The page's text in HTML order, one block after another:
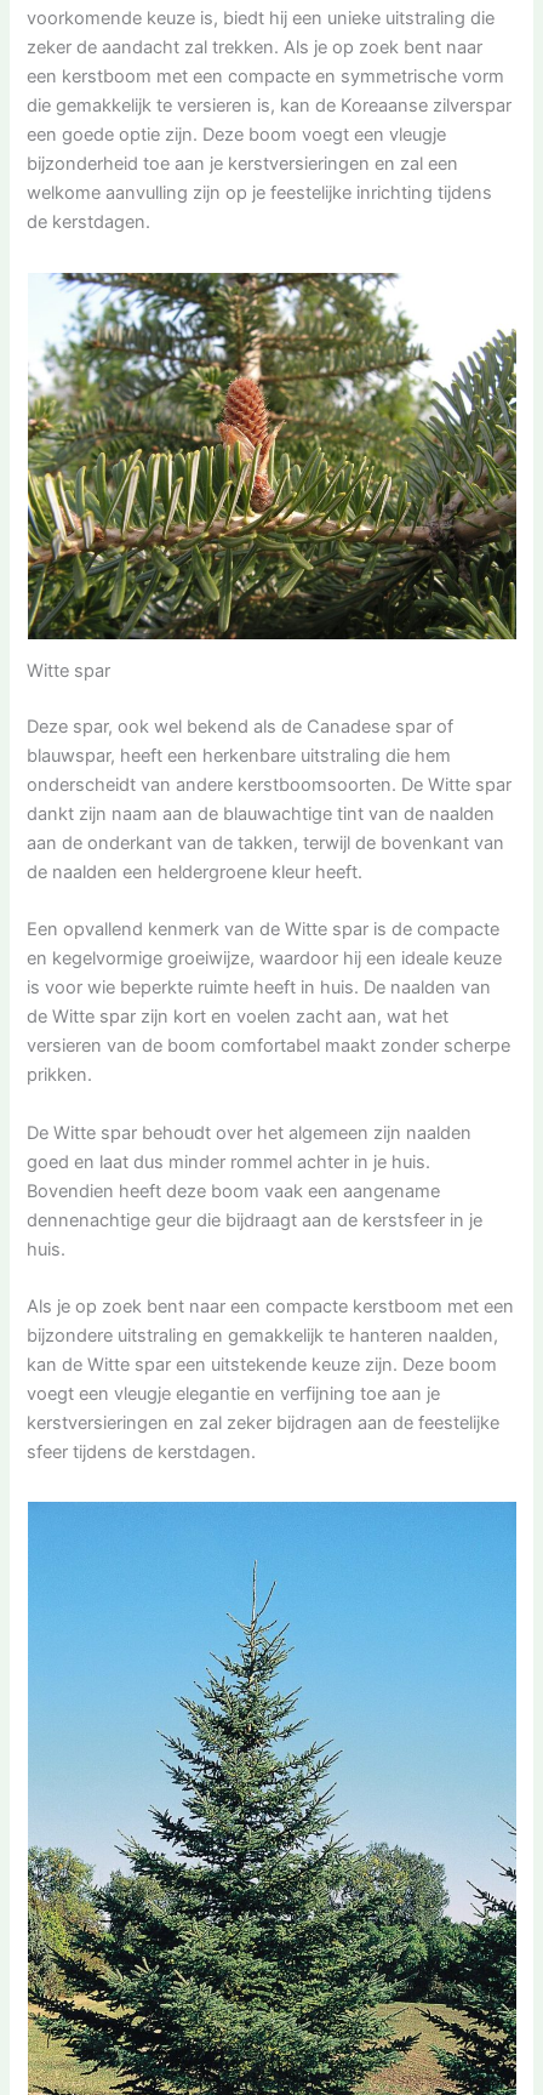
voorkomende keuze is, biedt hij een unieke uitstraling die
zeker de aandacht zal trekken. Als je op zoek bent naar
een kerstboom met een compacte en symmetrische vorm
die gemakkelijk te versieren is, kan de Koreaanse zilverspar
een goede optie zijn. Deze boom voegt een vleugje
bijzonderheid toe aan je kerstversieringen en zal een
welkome aanvulling zijn op je feestelijke inrichting tijdens
de kerstdagen.
Witte spar
Deze spar, ook wel bekend als de Canadese spar of
blauwspar, heeft een herkenbare uitstraling die hem
onderscheidt van andere kerstboomsoorten. De Witte spar
dankt zijn naam aan de blauwachtige tint van de naalden
aan de onderkant van de takken, terwijl de bovenkant van
de naalden een heldergroene kleur heeft.
Een opvallend kenmerk van de Witte spar is de compacte
en kegelvormige groeiwijze, waardoor hij een ideale keuze
is voor wie beperkte ruimte heeft in huis. De naalden van
de Witte spar zijn kort en voelen zacht aan, wat het
versieren van de boom comfortabel maakt zonder scherpe
prikken.
De Witte spar behoudt over het algemeen zijn naalden
goed en laat dus minder rommel achter in je huis.
Bovendien heeft deze boom vaak een aangename
dennenachtige geur die bijdraagt aan de kerstsfeer in je
huis.
Als je op zoek bent naar een compacte kerstboom met een
bijzondere uitstraling en gemakkelijk te hanteren naalden,
kan de Witte spar een uitstekende keuze zijn. Deze boom
voegt een vleugje elegantie en verfijning toe aan je
kerstversieringen en zal zeker bijdragen aan de feestelijke
sfeer tijdens de kerstdagen.